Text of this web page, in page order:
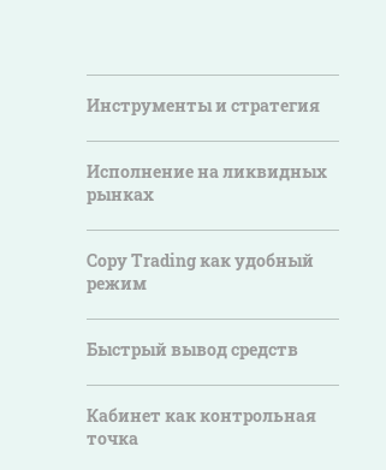
Инструменты и стратегия
Исполнение на ликвидных
рынках
Copy Trading как удобный
режим
Быстрый вывод средств
Кабинет как контрольная
точка